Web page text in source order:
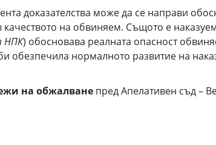
доказателства може да се направи
на обвиняем. Същото е
НПК) обосновава реалната опасност
обезпечила нормалното развитие на
на обжалване пред Апелативен съд –